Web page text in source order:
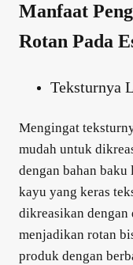
Manfaat
Rotan Pada
Teksturnya
Mengingat
mudah untuk
dengan bahan
kayu yang keras
dikreasikan
menjadikan rotan
produk dengan